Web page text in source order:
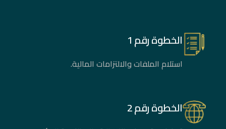
الخطوة رقم 1
استلام الملفات والالتزامات المالية.
الخطوة رقم 2